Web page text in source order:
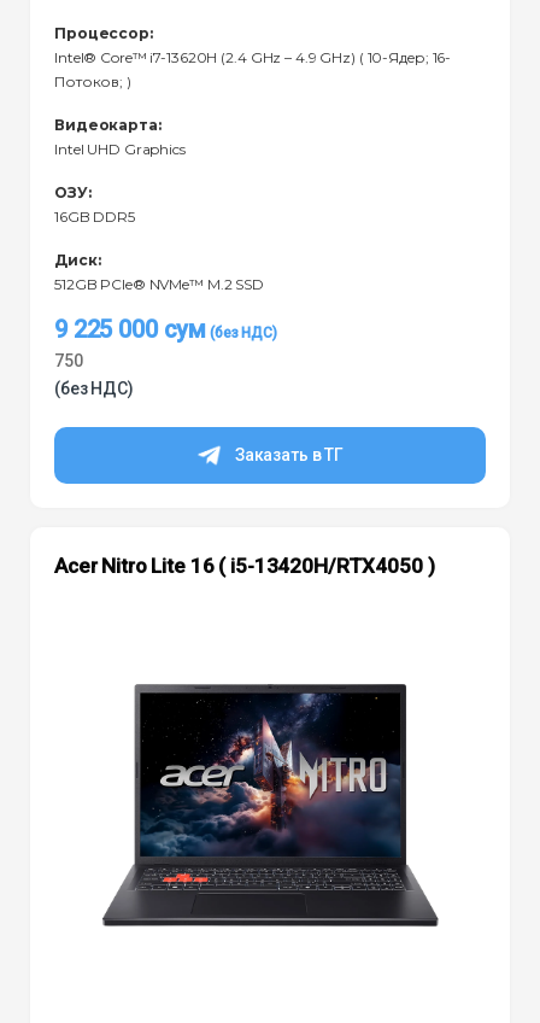
Процессор:
Intel® Core™ i7-13620H (2.4 GHz – 4.9 GHz) ( 10-Ядeр; 16-
Потоков; )
Видеокарта:
Intel UHD Graphics
ОЗУ:
16GB DDR5
Диск:
512GB PCIe® NVMe™ M.2 SSD
9 225 000 сум
750
(без НДС)
Заказать в ТГ
Acer Nitro Lite 16 ( i5-13420H/RTX4050 )